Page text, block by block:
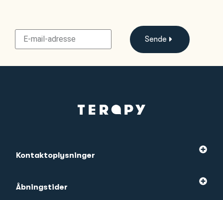
Sende
Kontaktoplysninger
Åbningstider